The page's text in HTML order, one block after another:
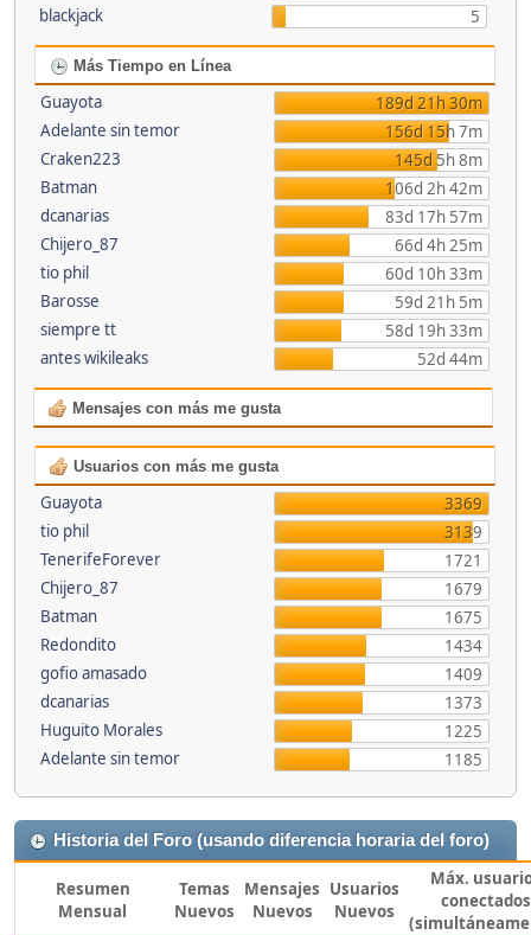
blackjack
5
Más Tiempo en Línea
Guayota
189d 21h 30m
Adelante sin temor
156d 15h 7m
Craken223
145d 5h 8m
Batman
106d 2h 42m
dcanarias
83d 17h 57m
Chijero_87
66d 4h 25m
tio phil
60d 10h 33m
Barosse
59d 21h 5m
siempre tt
58d 19h 33m
antes wikileaks
52d 44m
Mensajes con más me gusta
Usuarios con más me gusta
Guayota
3369
tio phil
3139
TenerifeForever
1721
Chijero_87
1679
Batman
1675
Redondito
1434
gofio amasado
1409
dcanarias
1373
Huguito Morales
1225
Adelante sin temor
1185
Historia del Foro (usando diferencia horaria del foro)
Resumen
Mensual
Temas
Nuevos
Mensajes
Nuevos
Usuarios
Nuevos
Máx.
conectados